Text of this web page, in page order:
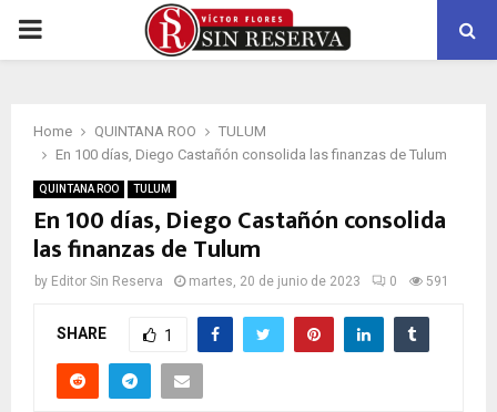
PRIMARY
Home QUINTANA ROO
TULUM
En 100 días, Diego Castañón consolida las finanzas de Tulum
QUINTANA ROO TULUM
En 100 días, Diego Castañón consolida
las finanzas de Tulum
by Editor Sin Reserva martes, 20 de junio de 2023 0 591
SHARE 1